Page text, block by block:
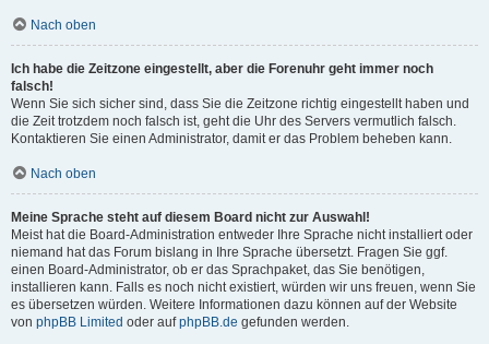
Nach oben
Ich habe die Zeitzone eingestellt, aber die Forenuhr geht immer noch
falsch!
Wenn Sie sich sicher sind, dass Sie die Zeitzone richtig eingestellt haben und
die Zeit trotzdem noch falsch ist, geht die Uhr des Servers vermutlich falsch.
Kontaktieren Sie einen Administrator, damit er das Problem beheben kann.
Nach oben
Meine Sprache steht auf diesem Board nicht zur Auswahl!
Meist hat die Board-Administration entweder Ihre Sprache nicht installiert oder
niemand hat das Forum bislang in Ihre Sprache übersetzt. Fragen Sie ggf.
einen Board-Administrator, ob er das Sprachpaket, das Sie benötigen,
installieren kann. Falls es noch nicht existiert, würden wir uns freuen, wenn Sie
es übersetzen würden. Weitere Informationen dazu können auf der Website
von phpBB Limited oder aufphpBB.de gefunden werden.